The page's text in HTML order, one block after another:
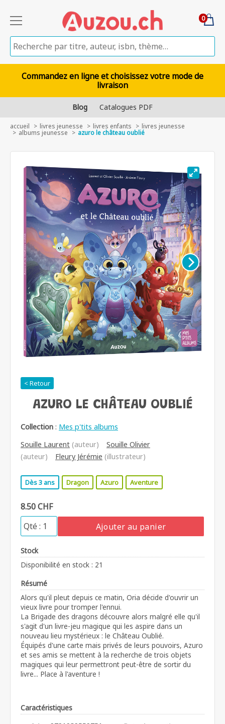
0
Commandez en ligne et choisissez votre mode de
livraison
Blog Catalogues PDF
accueil livres jeunesse livres enfants livres jeunesse
albums jeunesse azuro le château oublié
< Retour
AZURO LE CHÂTEAU OUBLIÉ
Collection : Mes p'tits albums
Souille Laurent (auteur)
Souille Olivier
(auteur)
Fleury Jérémie (illustrateur)
Dès 3 ans Dragon Azuro Aventure
8.50 CHF
Ajouter au panier
Stock
Disponibilité en stock : 21
Résumé
Alors qu'il pleut depuis ce matin, Oria décide d'ouvrir un
vieux livre pour tromper l'ennui.
La Brigade des dragons découvre alors malgré elle qu'il
s'agit d'un livre-jeu magique qui les aspire dans un
nouveau lieu mystérieux : le Château Oublié.
Équipés d'une carte mais privés de leurs pouvoirs, Azuro
et ses amis se mettent à la recherche de trois objets
magiques qui leur permettront peut-être de sortir du
livre... Place à l'aventure !
Caractéristiques